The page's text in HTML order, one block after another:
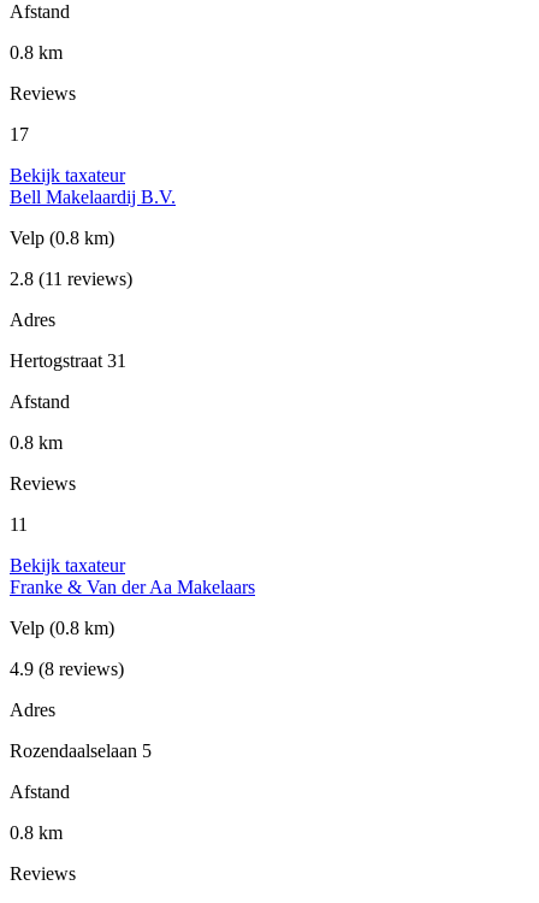
Afstand
0.8 km
Reviews
17
Bekijk taxateur
Bell Makelaardij B.V.
Velp (0.8 km)
2.8 (11 reviews)
Adres
Hertogstraat 31
Afstand
0.8 km
Reviews
11
Bekijk taxateur
Franke & Van der Aa Makelaars
Velp (0.8 km)
4.9 (8 reviews)
Adres
Rozendaalselaan 5
Afstand
0.8 km
Reviews